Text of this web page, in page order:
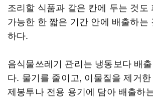
조리할 식품과 같은 칸에 두는 것도
가능한 한 짧은 기간 안에 배출하는
하다.
음식물쓰레기 관리는 냉동보다 배
다. 물기를 줄이고, 이물질을 제거
제봉투나 전용 용기에 담아 배출하